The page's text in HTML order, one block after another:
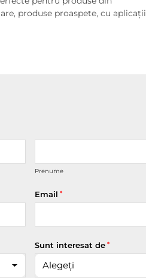
produse proaspete, cu aplicații
Prenume
Email *
Sunt interesat de *
Alegeți